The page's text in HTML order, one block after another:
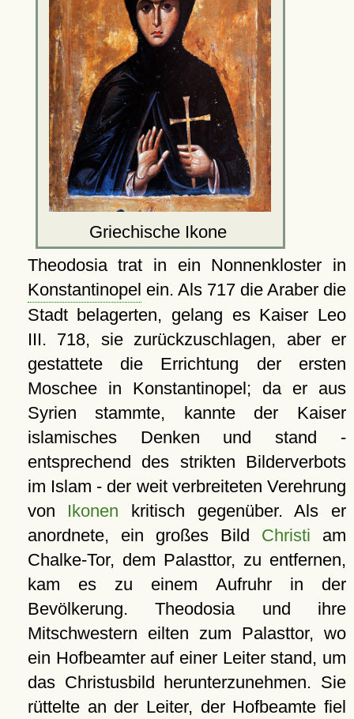
Griechische Ikone
Theodosia trat in ein Nonnenkloster in
Konstantinopel ein. Als 717 die Araber die
Stadt belagerten, gelang es Kaiser Leo
III. 718, sie zurückzuschlagen, aber er
gestattete die Errichtung der ersten
Moschee in Konstantinopel; da er aus
Syrien stammte, kannte der Kaiser
islamisches Denken und stand -
entsprechend des strikten Bilderverbots
im Islam - der weit verbreiteten Verehrung
von Ikonen kritisch gegenüber. Als er
anordnete, ein großes Bild Christi am
Chalke-Tor, dem Palasttor, zu entfernen,
kam es zu einem Aufruhr in der
Bevölkerung. Theodosia und ihre
Mitschwestern eilten zum Palasttor, wo
ein Hofbeamter auf einer Leiter stand, um
das Christusbild herunterzunehmen. Sie
rüttelte an der Leiter, der Hofbeamte fiel